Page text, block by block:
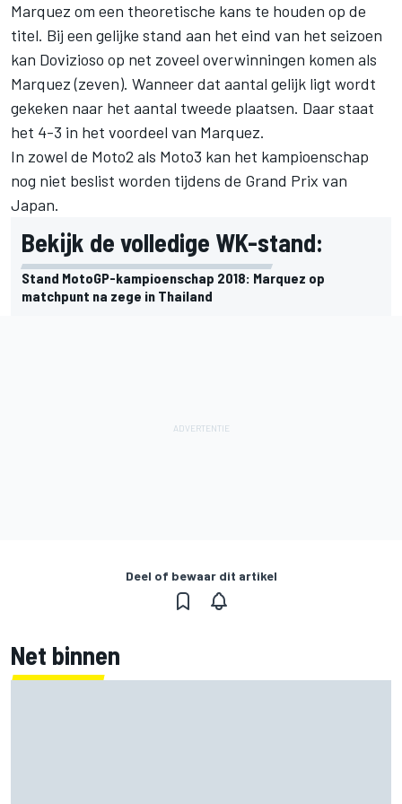
Marquez om een theoretische kans te houden op de
titel. Bij een gelijke stand aan het eind van het seizoen
kan Dovizioso op net zoveel overwinningen komen als
Marquez (zeven). Wanneer dat aantal gelijk ligt wordt
gekeken naar het aantal tweede plaatsen. Daar staat
het 4-3 in het voordeel van Marquez.
In zowel de Moto2 als Moto3 kan het kampioenschap
nog niet beslist worden tijdens de Grand Prix van
Japan.
Bekijk de volledige WK-stand:
Stand MotoGP-kampioenschap 2018: Marquez op
matchpunt na zege in Thailand
Deel of bewaar dit artikel
Net binnen